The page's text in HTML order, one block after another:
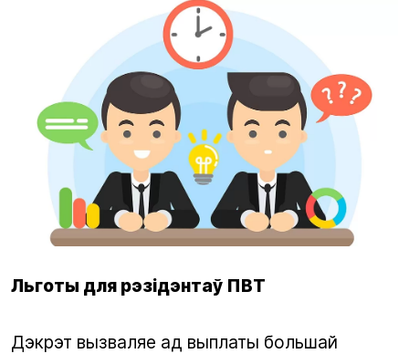
Льготы для рэзідэнтаў ПВТ
Дэкрэт вызваляе ад выплаты большай